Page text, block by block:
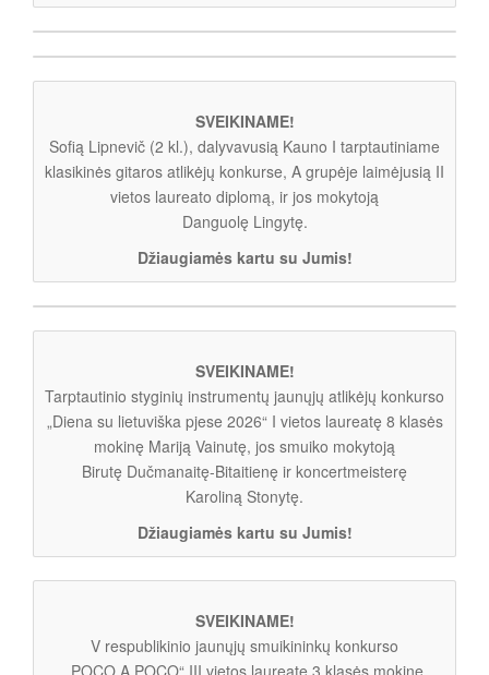
SVEIKINAME!
Sofią Lipnevič (2 kl.), dalyvavusią Kauno I tarptautiniame
klasikinės gitaros atlikėjų konkurse, A grupėje laimėjusią II
vietos laureato diplomą, ir jos mokytoją
Danguolę Lingytę.
Džiaugiamės kartu su Jumis!
SVEIKINAME!
Tarptautinio styginių instrumentų jaunųjų atlikėjų konkurso
„Diena su lietuviška pjese 2026“ I vietos laureatę 8 klasės
mokinę Mariją Vainutę, jos smuiko mokytoją
Birutę Dučmanaitę-Bitaitienę ir koncertmeisterę
Karoliną Stonytę.
Džiaugiamės kartu su Jumis!
SVEIKINAME!
V respublikinio jaunųjų smuikininkų konkurso
„POCO A POCO“ III vietos laureatę 3 klasės mokinę